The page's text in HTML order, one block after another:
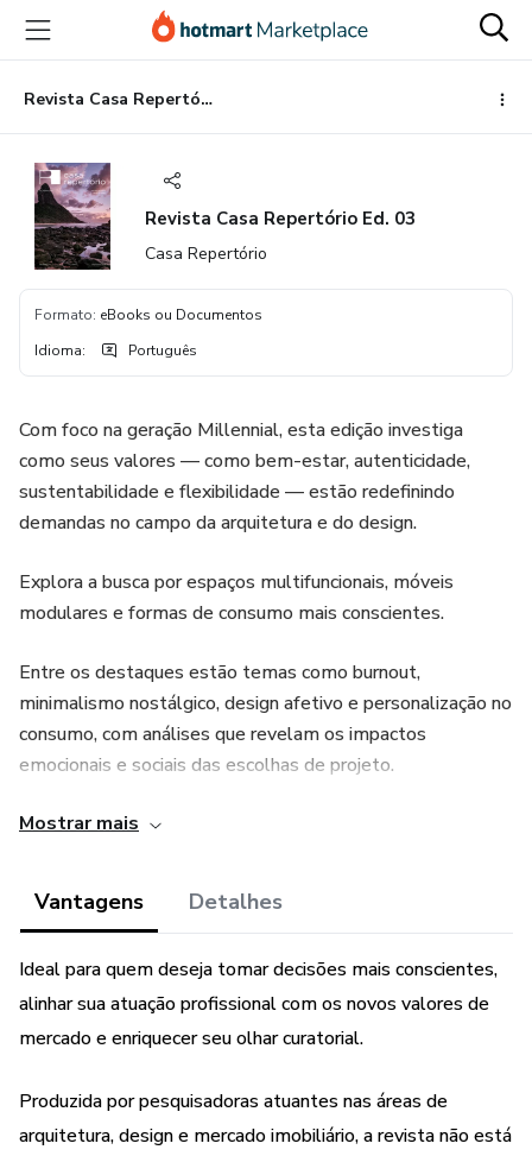
para
conteúdo
principal
para
pagamento
para
rodapé
Revista Casa Repertório Ed. 03
Revista Casa Repertório Ed. 03
Casa Repertório
Formato: eBooks ou Documentos
Idioma: Português
Com foco na geração Millennial, esta edição investiga
como seus valores — como bem-estar, autenticidade,
sustentabilidade e flexibilidade — estão redefinindo
demandas no campo da arquitetura e do design.
Explora a busca por espaços multifuncionais, móveis
modulares e formas de consumo mais conscientes.
Entre os destaques estão temas como burnout,
minimalismo nostálgico, design afetivo e personalização no
consumo, com análises que revelam os impactos
emocionais e sociais das escolhas de projeto.
Uma leitura essencial para profissionais que desejam
propósito.
Mostrar mais
Vantagens Detalhes
Ideal para quem deseja tomar decisões mais conscientes,
alinhar sua atuação profissional com os novos valores de
mercado e enriquecer seu olhar curatorial.
Produzida por pesquisadoras atuantes nas áreas de
arquitetura, design e mercado imobiliário, a revista não está